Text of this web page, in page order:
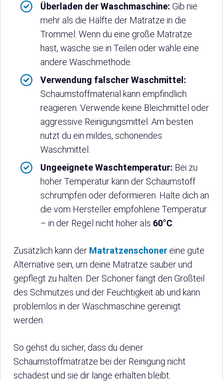
Überladen der Waschmaschine: Gib nie
mehr als die Hälfte der Matratze in die
Trommel. Wenn du eine große Matratze
hast, wasche sie in Teilen oder wähle eine
andere Waschmethode.
Verwendung falscher Waschmittel:
Schaumstoffmaterial kann empfindlich
reagieren. Verwende keine Bleichmittel oder
aggressive Reinigungsmittel. Am besten
nutzt du ein mildes, schonendes
Waschmittel.
Ungeeignete Waschtemperatur: Bei zu
hoher Temperatur kann der Schaumstoff
schrumpfen oder deformieren. Halte dich an
die vom Hersteller empfohlene Temperatur
– in der Regel nicht höher als 60°C
Zusätzlich kann der Matratzenschoner eine gute
Alternative sein, um deine Matratze sauber und
gepflegt zu halten. Der Schoner fängt den Großteil
des Schmutzes und der Feuchtigkeit ab und kann
problemlos in der Waschmaschine gereinigt
werden.
So gehst du sicher, dass du deiner
Schaumstoffmatratze bei der Reinigung nicht
schadest und sie dir lange erhalten bleibt.